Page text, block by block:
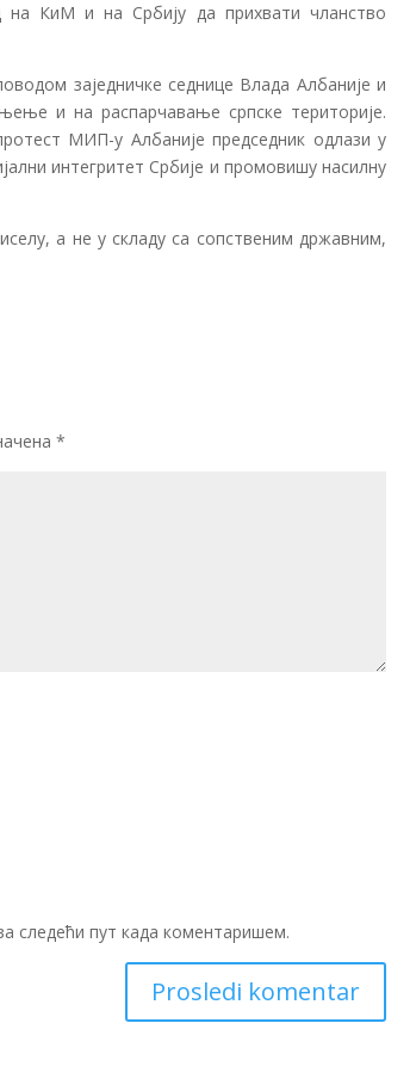
на КиМ и на Србију да прихвати чланство
заједничке седнице Влада Албаније и
и на распарчавање српске територије.
МИП-у Албаније председник одлази у
интегритет Србије и промовишу насилну
а не у складу са сопственим државним,
*
следећи пут када коментаришем.